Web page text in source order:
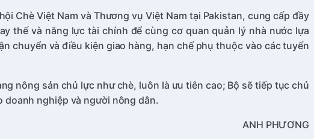
Chè Việt Nam và Thương vụ Việt Nam tại Pakistan, cung cấp đầy
thế và năng lực tài chính để cùng cơ quan quản lý nhà nước lựa
chuyển và điều kiện giao hàng, hạn chế phụ thuộc vào các tuyến
nông sản chủ lực như chè, luôn là ưu tiên cao; Bộ sẽ tiếp tục chủ
doanh nghiệp và người nông dân.
ANH PHƯƠNG